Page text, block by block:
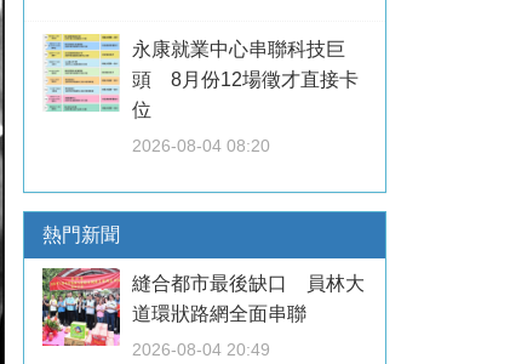
永康就業中心串聯科技巨
頭 8月份12場徵才直接卡
位
2026-08-04 08:20
熱門新聞
縫合都市最後缺口 員林大
道環狀路網全面串聯
2026-08-04 20:49